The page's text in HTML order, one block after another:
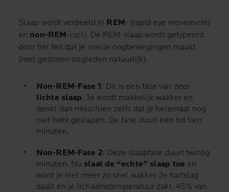
Slaap wordt verdeeld in REM- (rapid eye movement)
en non-REM-cycli. De REM-slaap wordt getypeerd
door het feit dat je snelle oogbewegingen maakt
(met gesloten oogleden natuurlijk).
Non-REM-Fase 1: Dit is een fase van zeer
lichte slaap. Je wordt makkelijk wakker en
denkt dan misschien zelfs dat je helemaal nog
niet hebt geslapen. De fase duurt een tot tien
minuten.
Non-REM-Fase 2: Deze slaapfase duurt twintig
minuten. Nu slaat de “echte” slaap toe en
word je niet meer zo snel wakker. Je hartslag
daalt en je lichaamstemperatuur zakt. 45% van